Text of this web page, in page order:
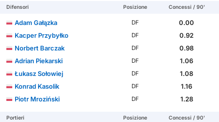
Difensori Posizione Concessi / 90'
Adam Gałązka DF
0.00
Kacper Przybyłko
DF
0.92
Norbert Barczak
DF
0.98
Adrian Piekarski
DF
1.06
Łukasz Sołowiej
DF
1.08
Konrad Kasolik
DF
1.16
Piotr Mroziński
DF 1.28
Portieri Posizione Concessi / 90'